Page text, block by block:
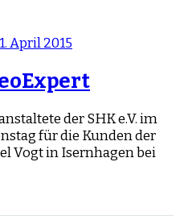
1. April 2015
der SHK e.V. im
für die Kunden der
Vogt in Isernhagen bei